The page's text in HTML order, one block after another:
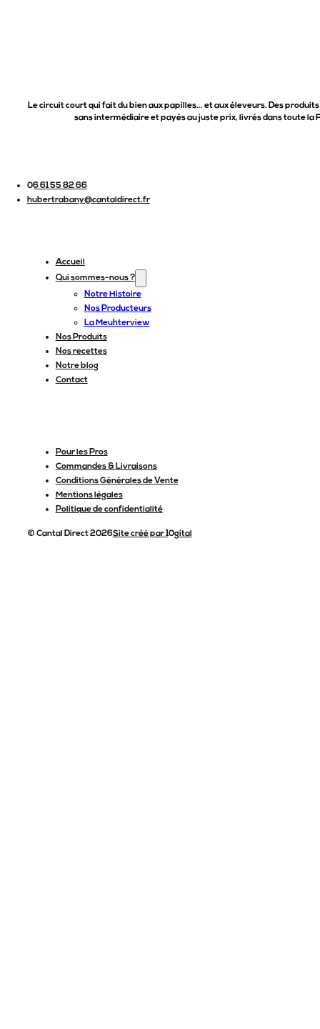
Le circuit court qui fait du bien aux papilles… et aux éleveurs. Des
sans intermédiaire et payés au juste prix, livrés dans toute la
06 61 55 82 66
hubertrabany@cantaldirect.fr
Accueil
Qui sommes-nous ?
Notre Histoire
Nos Producteurs
La Meuhterview
Nos Produits
Nos recettes
Notre blog
Contact
Pour les Pros
Commandes & Livraisons
Conditions Générales de Vente
Mentions légales
Politique de confidentialité
© Cantal Direct 2026Site créé par 10gital